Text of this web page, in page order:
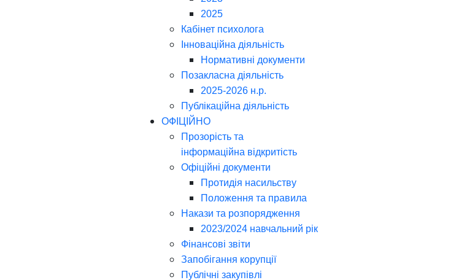
2025
Кабінет психолога
Інноваційна діяльність
Нормативні документи
Позакласна діяльність
2025-2026 н.р.
Публікаційна діяльність
ОФІЦІЙНО
Прозорість та
інформаційна відкритість
Офіційні документи
Протидія насильству
Положення та правила
Накази та розпорядження
2023/2024 навчальний рік
Фінансові звіти
Запобігання корупції
Публічні закупівлі